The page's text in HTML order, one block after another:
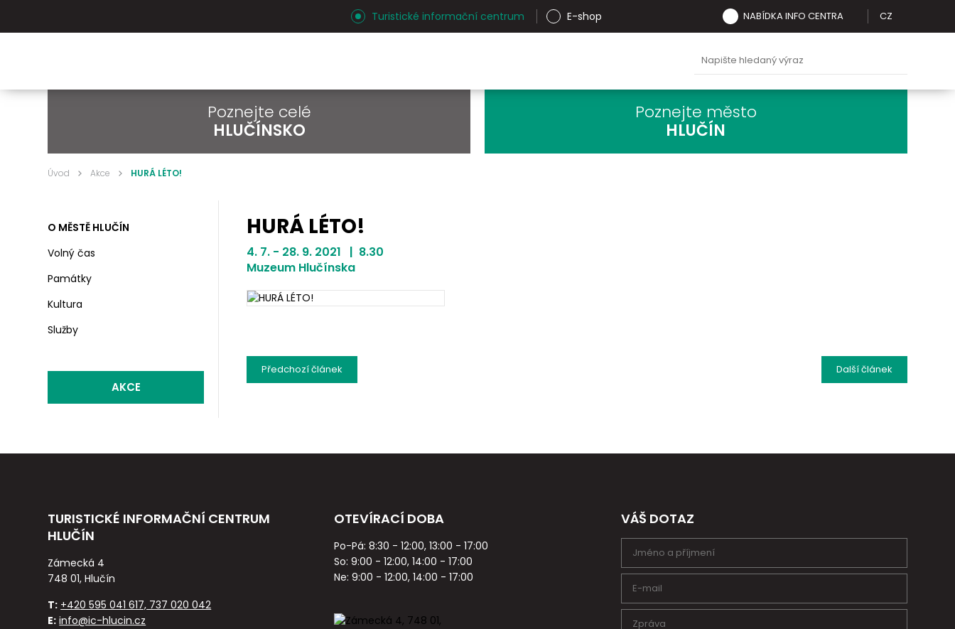
Turistické informační centrum E-shop NABÍDKA INFO CENTRA CZ
Poznejte celé
HLUČÍNSKO
Poznejte město
HLUČÍN
Úvod Akce HURÁ LÉTO!
O MĚSTĚ HLUČÍN
Volný čas
Památky
Kultura
Služby
AKCE
HURÁ LÉTO!
4. 7. - 28. 9. 2021 | 8.30
Muzeum Hlučínska
Dalšíčlánek
Předchozíčlánek
TURISTICKÉ INFORMAČNÍ CENTRUM
HLUČÍN
Zámecká 4
748 01, Hlučín
T: +420 595 041 617, 737 020 042
E: info@ic-hlucin.cz
OTEVÍRACÍ DOBA
Po-Pá: 8:30 - 12:00, 13:00 - 17:00
So: 9:00 - 12:00, 14:00 - 17:00
Ne: 9:00 - 12:00, 14:00 - 17:00
VÁŠ DOTAZ